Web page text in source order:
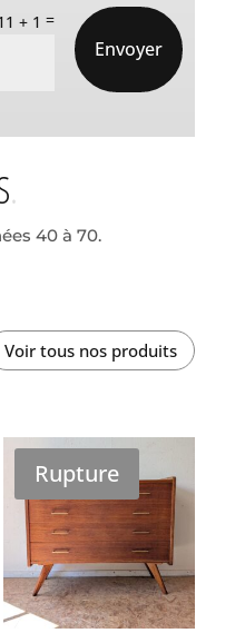
+ 1 =
Envoyer
40 à 70.
Voir tous nos produits
Rupture